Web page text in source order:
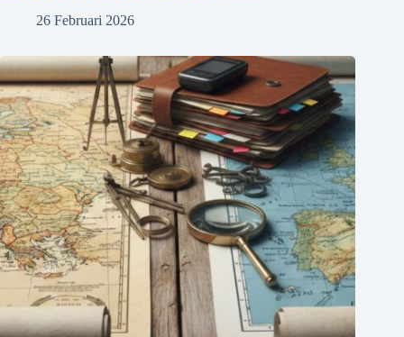
26 Februari 2026